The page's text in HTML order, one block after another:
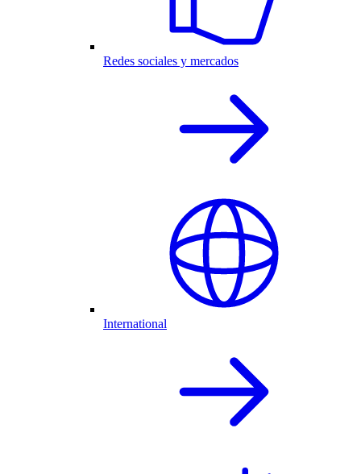
Redes sociales y mercados
International